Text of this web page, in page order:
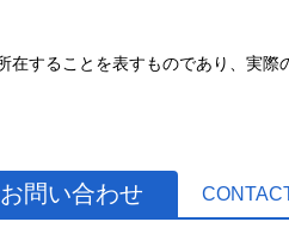
することを表すものであり、実際
問い合わせ